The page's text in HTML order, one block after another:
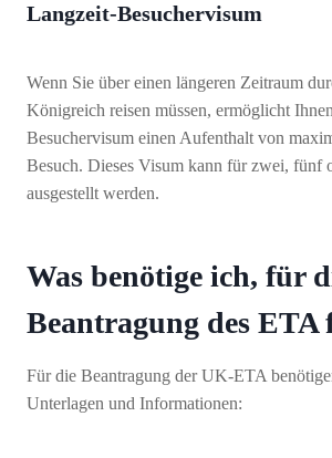
Langzeit-Besuchervisum
Wenn Sie über einen längeren Zeitraum
Königreich reisen müssen, ermöglicht
Besuchervisum einen Aufenthalt von
Besuch. Dieses Visum kann für zwei, fünf
ausgestellt werden.
Was benötige ich, für
Beantragung des ETA
Für die Beantragung der UK-ETA
Unterlagen und Informationen: